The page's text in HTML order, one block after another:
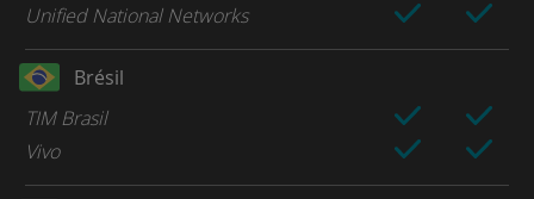
Unified National Networks
Brésil
TIM Brasil
Vivo